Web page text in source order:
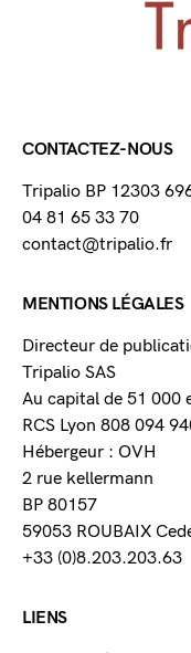
CONTACTEZ-NOUS
Tripalio BP 12303
04 81 65 33 70
contact@tripalio.fr
MENTIONS LÉGALES
Directeur de
Tripalio SAS
Au capital de 51 000
RCS Lyon 808 094
Hébergeur : OVH
2 rue kellermann
BP 80157
59053 ROUBAIX
+33 (0)8.203.203.63
LIENS